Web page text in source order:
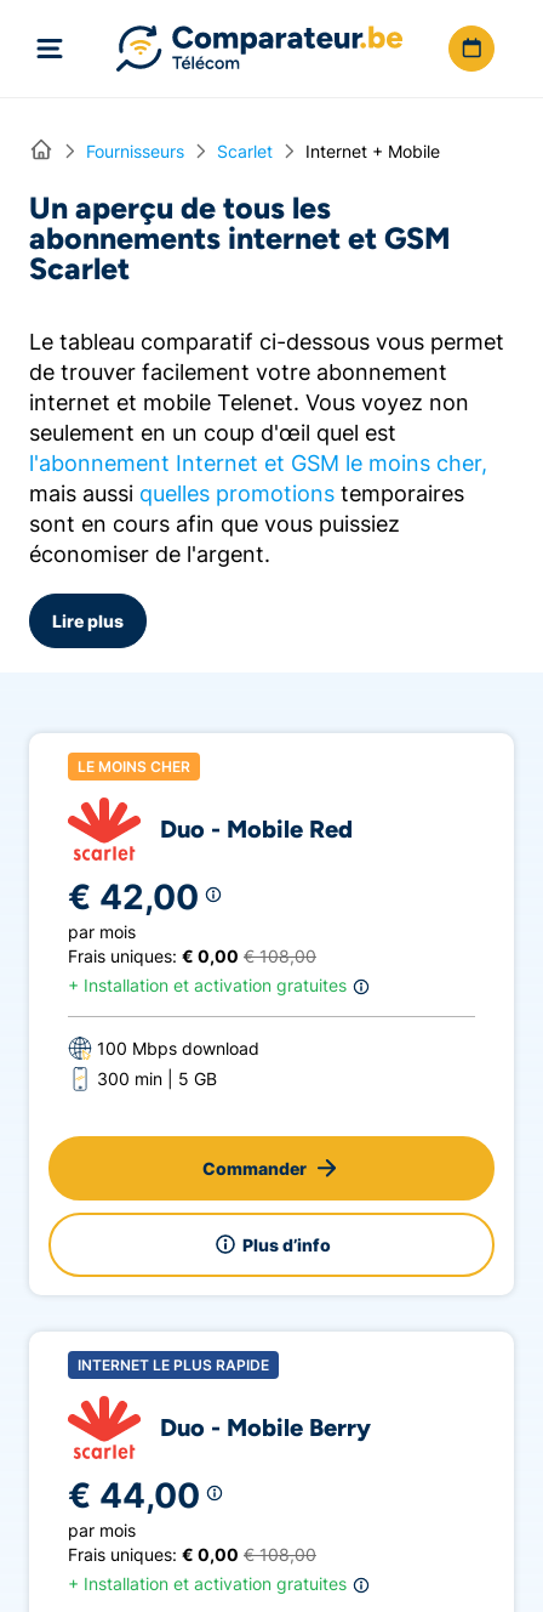
Home Fournisseurs Scarlet Internet + Mobile
Un aperçu de tous les
abonnements internet et GSM
Scarlet
Le tableau comparatif ci-dessous vous permet
de trouver facilement votre abonnement
internet et mobile Telenet. Vous voyez non
seulement en un coup d'œil quel est
l'abonnement Internet et GSM le moins cher,
mais aussi quelles promotions temporaires
sont en cours afin que vous puissiez
économiser de l'argent.
Sur montelco.be, vous pouvez comparer l'offre
des fournisseurs Internet et GSM suivants :
Lire plus
LE MOINS CHER
Duo - Mobile Red
€ 42,00
par mois
Frais uniques: € 0,00 € 108,00
+ Installation et activation gratuites
100 Mbps download
300 min
5 GB
Plus d’info
Commander
INTERNET LE PLUS RAPIDE
Duo - Mobile Berry
€ 44,00
par mois
Frais uniques: € 0,00 € 108,00
+ Installation et activation gratuites